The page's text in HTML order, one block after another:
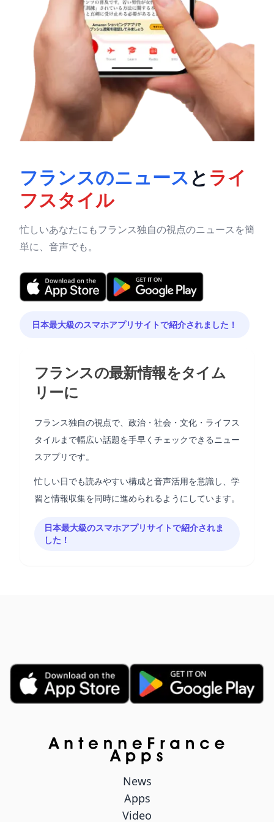
フランスのニュースとライ
フスタイル
忙しいあなたにもフランス独自の視点のニュースを簡
単に、音声でも。
日本最大級のスマホアプリサイトで紹介されました！
フランスの最新情報をタイム
リーに
フランス独自の視点で、政治・社会・文化・ライフス
タイルまで幅広い話題を手早くチェックできるニュー
スアプリです。
忙しい日でも読みやすい構成と音声活用を意識し、学
習と情報収集を同時に進められるようにしています。
日本最大級のスマホアプリサイトで紹介されま
した！
News
Apps
Video